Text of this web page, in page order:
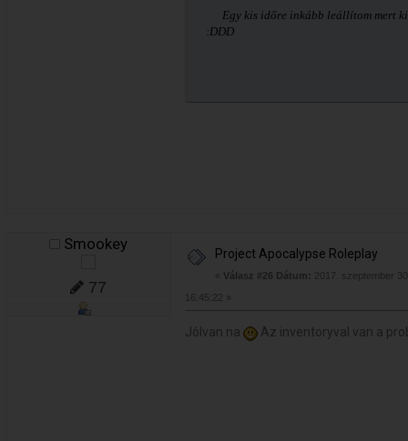
Egy kis időre inkább leállítom mert
:DDD
Smookey
77
Project Apocalypse Roleplay
« Válasz #26 Dátum:
2017. szeptember
16:45:22 »
Jólvan na Az inventoryval van a